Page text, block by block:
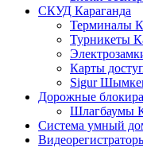
СКУД Караганда
Терминалы
Турникеты
Карты
Sigur
Дорожные
Шлагбаумы
Система умный